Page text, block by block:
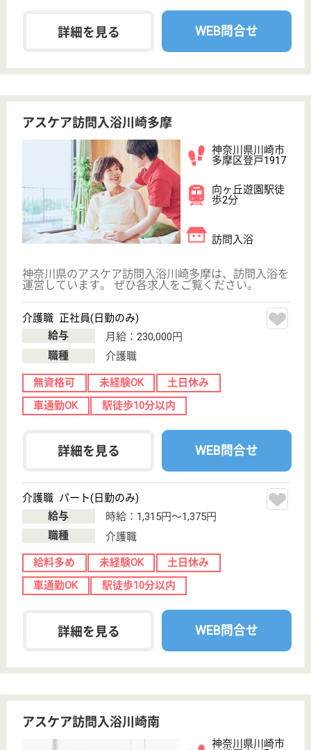
シルバーマーク認定の確かな技術を持つ施設で
神奈川県川崎市
26-7
武蔵新城駅徒歩
訪問入浴
訪問入浴サービスのシルバーマーク認定！確かな技術
とサービスを提供しています。社員は最も大切な財
産。社員寮など充実の福利厚生と職種・階層ごとの各
種研修で各人の自己研鑽を応援しています。資格取得
のサポートや、社内外の研修参加等、徹底した社員教
育を実施するなど、人財育成に力を入れています☆
介護職 正社員(日勤のみ)
職種
介護職
無資格可 未経験OK
土日休み
車通勤OK
駅徒歩10分以内
詳細を見る WEB問合せ
介護職 パート(日勤のみ)
給与
時給：1,315円〜1,375円
職種
介護職
給料多め 未経験OK
土日休み
詳細を見る
アスケア訪問入浴中原
武蔵中原駅徒歩
7分
訪問入浴
神奈川県のアスケア訪問入浴中原は、訪問入浴を運営
しています。 ぜひ各求人をご覧ください。
職種
車通勤OK
駅徒歩10分以内